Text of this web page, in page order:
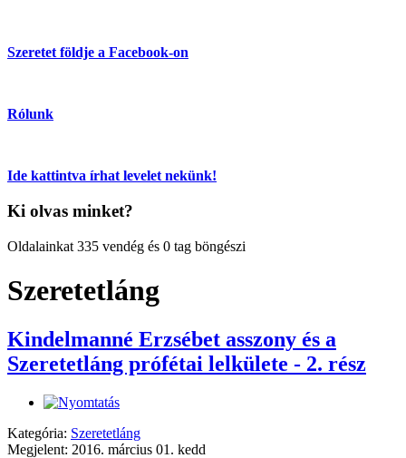
Szeretet földje a Facebook-on
Rólunk
Ide kattintva írhat levelet nekünk!
Ki olvas minket?
Oldalainkat 335 vendég és 0 tag böngészi
Szeretetláng
Kindelmanné Erzsébet asszony és a
Szeretetláng prófétai lelkülete - 2. rész
Kategória: Szeretetláng
Megjelent: 2016. március 01. kedd